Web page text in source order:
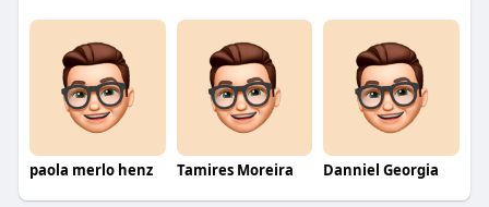
paola merlo henz Tamires Moreira Danniel Georgia